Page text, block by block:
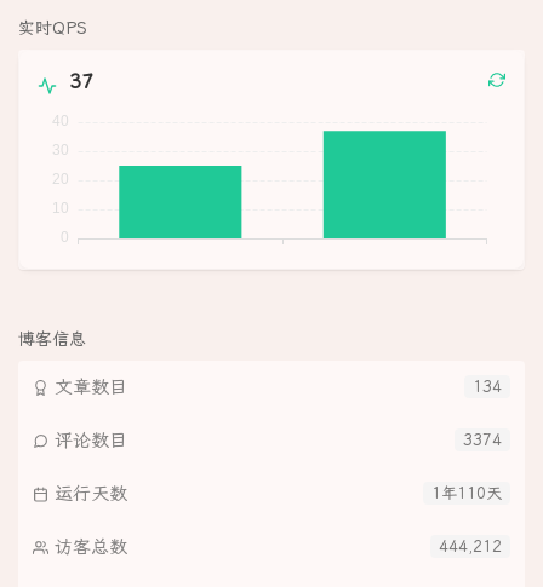
实时QPS
37
博客信息
134
文章数目
3374
评论数目
1年110天
运行天数
444,212
访客总数